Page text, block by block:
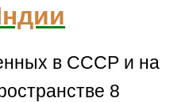
в СССР и на
8